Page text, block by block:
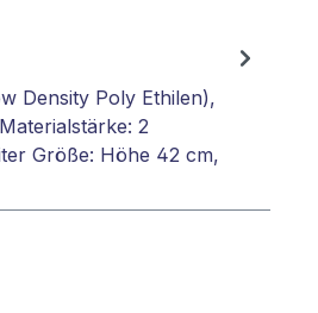
Density Poly Ethilen),
2
Größe: Höhe 42 cm,